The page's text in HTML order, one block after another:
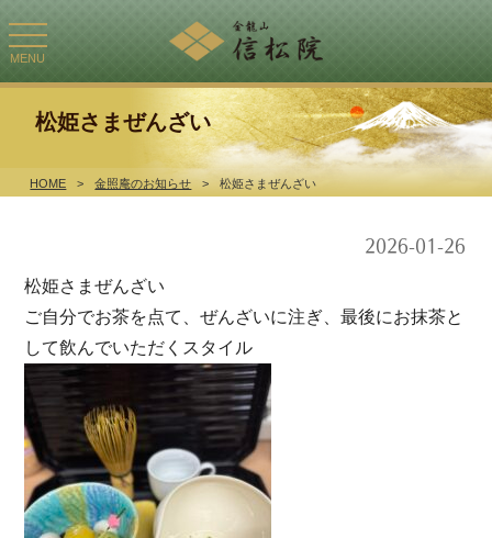
toggle
navigation
MENU
HOME > 金照庵のお知らせ > 松姫さまぜんざい
松姫さまぜんざい
2026-01-26
松姫さまぜんざい
ご自分でお茶を点て、ぜんざいに注ぎ、最後にお抹茶と
して飲んでいただくスタイル